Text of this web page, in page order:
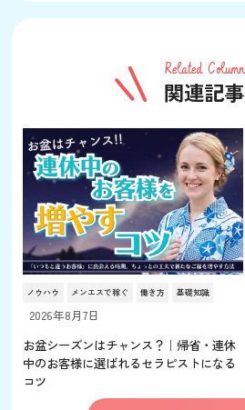
Related Column
関連記事
ノウハウ メンエスで稼ぐ 働き方 基礎知識
2026年8月7日
お盆シーズンはチャンス？｜帰省・連休
中のお客様に選ばれるセラピストになる
コツ